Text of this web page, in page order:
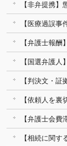
【非弁提携】
【医療過誤事
【弁護士報酬
【国選弁護人
【判決文・証
【依頼人を裏
【弁護士会費
【相続に関す